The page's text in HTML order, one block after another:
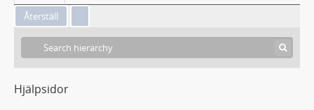
Hjälpsidor